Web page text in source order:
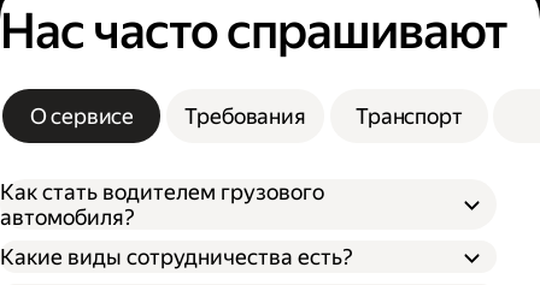
Нас часто спрашивают
О сервисе Требования Транспорт
Как стать водителем грузового
автомобиля?
Какие виды сотрудничества есть?